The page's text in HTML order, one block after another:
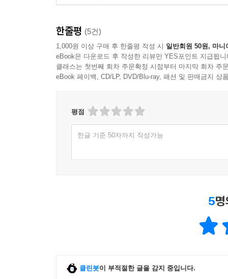
한줄평 (5건)
1,000원 이상 구매 후 한줄평 작성 시 일반회원 50원, 마니
eBook은 다운로드 후 작성한 리뷰만 YES포인트 지급됩니
클래스는 첫번째 회차 주문확정 시점부터 마지막 회차 주
eBook 페이백, CD/LP, DVD/Blu-ray, 패션 및 판매금지 상
평점
한글 기준 50자까지 작성가능
5
클린봇이 부적절한 글을 감지 중입니다.